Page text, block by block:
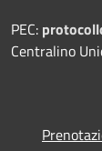
PEC:
Centralino